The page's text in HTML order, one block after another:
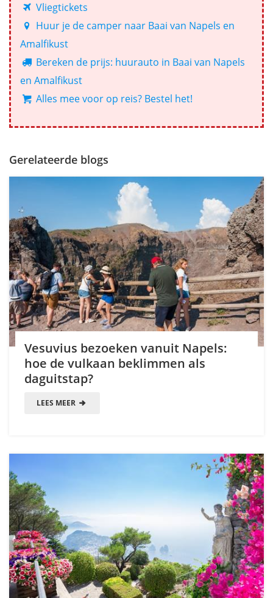
Vliegtickets
Huur je de camper naar Baai van Napels en
Amalfikust
Bereken de prijs: huurauto in Baai van Napels
en Amalfikust
Alles mee voor op reis? Bestel het!
Gerelateerde blogs
Vesuvius bezoeken vanuit Napels:
hoe de vulkaan beklimmen als
daguitstap?
LEES MEER